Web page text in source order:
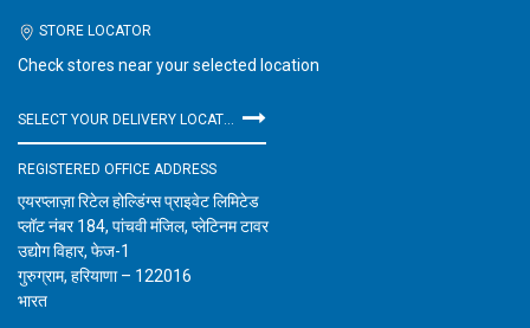
STORE LOCATOR
Check stores near your selected location
REGISTERED OFFICE ADDRESS
एयरप्लाज़ा रिटेल होल्डिंग्स प्राइवेट लिमिटेड
प्लॉट नंबर 184, पांचवी मंजिल, प्लेटिनम टावर
उद्योग विहार, फेज-1
गुरुग्राम, हरियाणा – 122016
भारत